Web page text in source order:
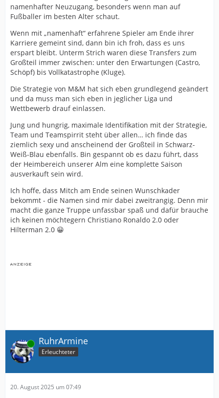
namenhafter Neuzugang, besonders wenn man auf
Fußballer im besten Alter schaut.
Wenn mit „namenhaft“ erfahrene Spieler am Ende ihrer
Karriere gemeint sind, dann bin ich froh, dass es uns
erspart bleibt. Unterm Strich waren diese Transfers zum
Großteil immer zwischen: unter den Erwartungen (Castro,
Schöpf) bis Vollkatastrophe (Kluge).
Die Strategie von M&M hat sich eben grundlegend geändert
und da muss man sich eben in jeglicher Liga und
Wettbewerb drauf einlassen.
Jung und hungrig, maximale Identifikation mit der Strategie,
Team und Teamspirrit steht über allen… ich finde das
ziemlich sexy und anscheinend der Großteil in Schwarz-
Weiß-Blau ebenfalls. Bin gespannt ob es dazu führt, dass
der Heimbereich unserer Alm eine komplette Saison
ausverkauft sein wird.
Ich hoffe, dass Mitch am Ende seinen Wunschkader
bekommt - die Namen sind mir dabei zweitrangig. Denn mir
macht die ganze Truppe unfassbar spaß und dafür brauche
ich keinen möchtegern Christiano Ronaldo 2.0 oder
Hilterman 2.0 😀
Online RuhrArmine
Erleuchteter
20. August 2025 um 07:49